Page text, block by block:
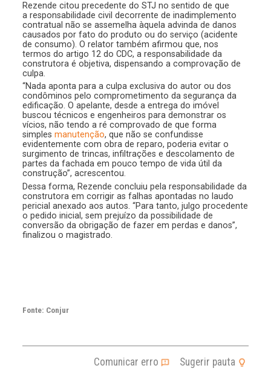
Rezende citou precedente do STJ no sentido de que
a responsabilidade civil decorrente de inadimplemento
contratual não se assemelha àquela advinda de danos
causados por fato do produto ou do serviço (acidente
de consumo). O relator também afirmou que, nos
termos do artigo 12 do CDC, a responsabilidade da
construtora é objetiva, dispensando a comprovação de
culpa.
“Nada aponta para a culpa exclusiva do autor ou dos
condôminos pelo comprometimento da segurança da
edificação. O apelante, desde a entrega do imóvel
buscou técnicos e engenheiros para demonstrar os
vícios, não tendo a ré comprovado de que forma
simplesmanutenção, que não se confundisse
evidentemente com obra de reparo, poderia evitar o
surgimento de trincas, infiltrações e descolamento de
partes da fachada em pouco tempo de vida útil da
construção”, acrescentou.
Dessa forma, Rezende concluiu pela responsabilidade da
construtora em corrigir as falhas apontadas no laudo
pericial anexado aos autos. “Para tanto, julgo procedente
o pedido inicial, sem prejuízo da possibilidade de
conversão da obrigação de fazer em perdas e danos”,
finalizou o magistrado.
Fonte: Conjur
Comunicar erro
Sugerir pauta